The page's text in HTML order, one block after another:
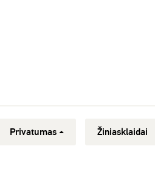
Privatumas Žiniasklaidai